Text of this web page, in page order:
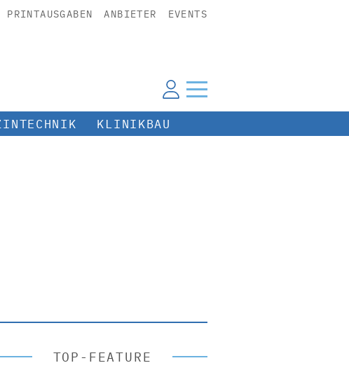
PRINTAUSGABEN ANBIETER EVENTS
KLINIKBAU
TOP-FEATURE